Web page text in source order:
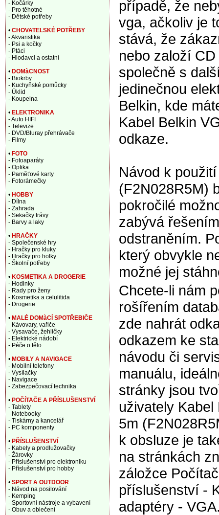
případě, že
vga, ačkoliv je
stává, že
nebo založí
společně s
jedinečnou
Belkin, kde
Kabel Belkin
odkaze.
Návod k
(F2N028R5M)
pokročilé
zabývá
odstraněním.
který obvykle
možné jej
Chcete-li nám
rošířením
zde nahrát
odkazem ke
návodu či
manuálu,
stránky jsou
uživately Kabel
5m
k obsluze je
na stránkách
záložce
příslušenství -
adaptéry -
- Kočárky
- Pro těhotné
- Dětské potřeby
• CHOVATELSKÉ POTŘEBY
- Akvaristika
- Psi a kočky
- Ptáci
- Hlodavci a ostatní
• DOMàCNOST
- Biokrby
- Kuchyňské pomůcky
- Úklid
- Koupelna
• ELEKTRONIKA
- Auto HIFI
- Televize
- DVD/Bluray přehrávače
- Filmy
• FOTO
- Fotoaparáty
- Optika
- Paměťové karty
- Fotorámečky
• HOBBY
- Dílna
- Zahrada
- Sekačky trávy
- Barvy a laky
• HRAČKY
- Společenské hry
- Hračky pro kluky
- Hračky pro holky
- Školní potřeby
• KOSMETIKA A DROGERIE
- Hodinky
- Rady pro ženy
- Kosmetika a celulitida
- Drogerie
• MALÉ DOMàCÍ SPOTŘEBIČE
- Kávovary, vařiče
- Vysavače, žehličky
- Elektrické nádobí
- Péče o tělo
• MOBILY A NAVIGACE
- Mobilní telefony
- Vysílačky
- Navigace
- Zabezpečovací technika
• POČÍTAČE A PŘÍSLUŠENSTVÍ
- Tablety
- Notebooky
- Tiskárny a kancelář
- PC komponenty
• PŘÍSLUŠENSTVÍ
- Kabely a prodlužovačky
- Žárovky
- Příslušenství pro elektroniku
- Příslušenství pro hobby
• SPORT A OUTDOOR
- Návod na posilování
- Kemping
- Sportovní nástroje a vybavení
- Obuv a oblečení